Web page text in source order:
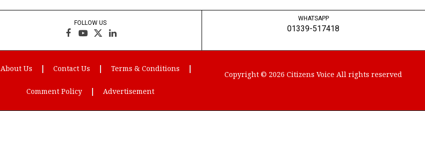
FOLLOW US
Facebook
YouTube
X
(Twitter)
LinkedIn
About Us Contact Us Terms & Conditions
Comment Policy Advertisement
WHATSAPP
01339-517418
Copyright © 2026 Citizens Voice All rights reserved